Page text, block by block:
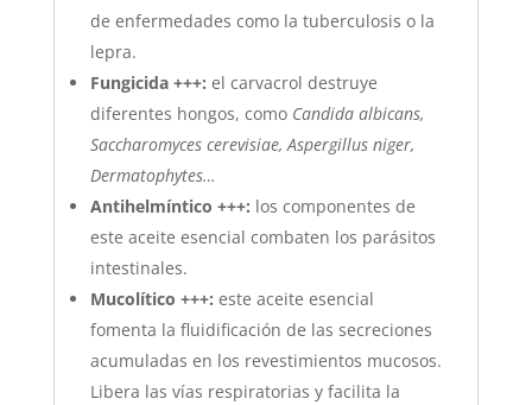
de enfermedades como la tuberculosis o la
lepra.
Fungicida +++: el carvacrol destruye
diferentes hongos, como Candida albicans,
Saccharomyces cerevisiae, Aspergillus niger,
Dermatophytes…
Antihelmíntico +++: los componentes de
este aceite esencial combaten los parásitos
intestinales.
Mucolítico +++: este aceite esencial
fomenta la fluidificación de las secreciones
acumuladas en los revestimientos mucosos.
Libera las vías respiratorias y facilita la